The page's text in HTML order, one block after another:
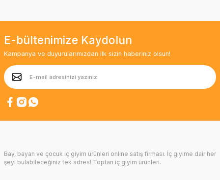
E-bültenimize Kaydolun
Kampanya ve duyurularımızdan ilk sizin haberiniz olsun!
Bay, bayan ve çocuk iç giyim ürünleri online satış firması. İç giyime dair her
şeyi bulabileceğiniz tek adres! Toptan iç giyim ürünleri.